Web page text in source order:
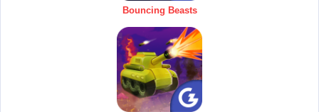
Bouncing Beasts